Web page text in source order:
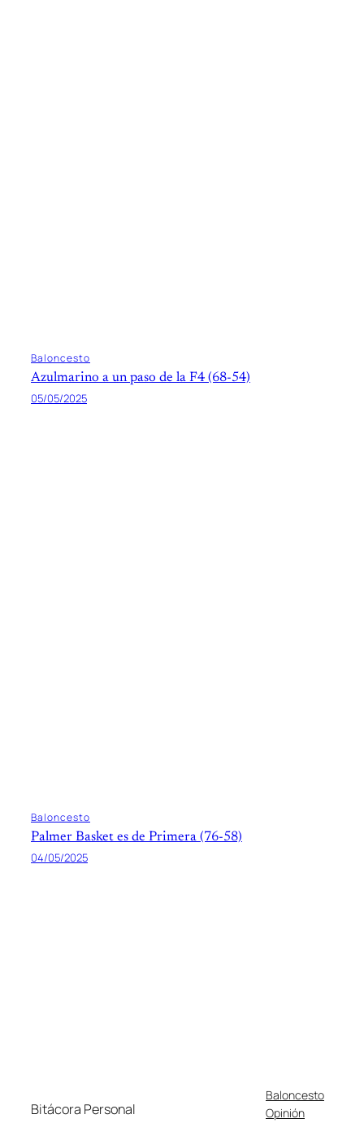
Baloncesto
Azulmarino a un paso de la F4 (68-54)
05/05/2025
Baloncesto
Palmer Basket es de Primera (76-58)
04/05/2025
Bitácora Personal
Baloncesto
Opinión